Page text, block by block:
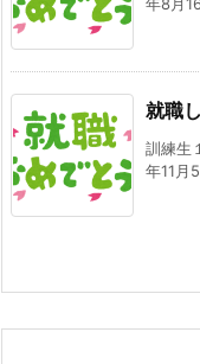
就職
訓練生
年11月